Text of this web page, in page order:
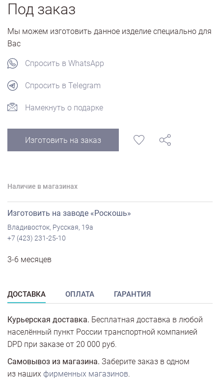
Под заказ
Мы можем изготовить данное изделие специально для
Вас
Спросить в WhatsApp
Спросить в Telegram
Намекнуть о подарке
Изготовить на заказ
Наличие в магазинах
Изготовить на заводе «Роскошь»
Владивосток, Русская, 19а
+7 (423) 231-25-10
3-6 месяцев
ДОСТАВКА ОПЛАТА ГАРАНТИЯ
Курьерская доставка. Бесплатная доставка в любой
населённый пункт России транспортной компанией
DPD при заказе от 20 000 руб.
Самовывоз из магазина. Заберите заказ в одном
из наших фирменных магазинов.